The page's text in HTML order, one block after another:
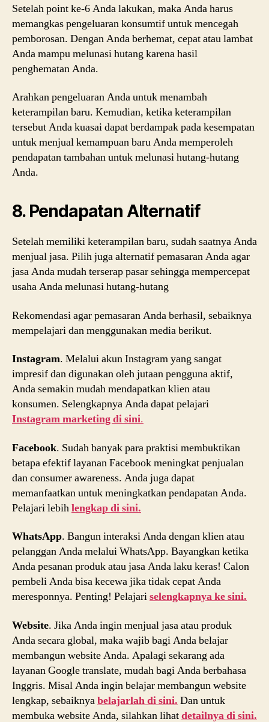
Setelah point ke-6 Anda lakukan, maka Anda harus
memangkas pengeluaran konsumtif untuk mencegah
pemborosan. Dengan Anda berhemat, cepat atau lambat
Anda mampu melunasi hutang karena hasil
penghematan Anda.
Arahkan pengeluaran Anda untuk menambah
keterampilan baru. Kemudian, ketika keterampilan
tersebut Anda kuasai dapat berdampak pada kesempatan
untuk menjual kemampuan baru Anda memperoleh
pendapatan tambahan untuk melunasi hutang-hutang
Anda.
8. Pendapatan Alternatif
Setelah memiliki keterampilan baru, sudah saatnya Anda
menjual jasa. Pilih juga alternatif pemasaran Anda agar
jasa Anda mudah terserap pasar sehingga mempercepat
usaha Anda melunasi hutang-hutang
Rekomendasi agar pemasaran Anda berhasil, sebaiknya
mempelajari dan menggunakan media berikut.
Instagram. Melalui akun Instagram yang sangat
impresif dan digunakan oleh jutaan pengguna aktif,
Anda semakin mudah mendapatkan klien atau
konsumen. Selengkapnya Anda dapat pelajari
Instagram marketing di sini.
Facebook. Sudah banyak para praktisi membuktikan
betapa efektif layanan Facebook meningkat penjualan
dan consumer awareness. Anda juga dapat
memanfaatkan untuk meningkatkan pendapatan Anda.
Pelajari lebihlengkap di sini.
WhatsApp. Bangun interaksi Anda dengan klien atau
pelanggan Anda melalui WhatsApp. Bayangkan ketika
Anda pesanan produk atau jasa Anda laku keras! Calon
pembeli Anda bisa kecewa jika tidak cepat Anda
meresponnya. Penting! Pelajariselengkapnya ke sini.
Website. Jika Anda ingin menjual jasa atau produk
Anda secara global, maka wajib bagi Anda belajar
membangun website Anda. Apalagi sekarang ada
layanan Google translate, mudah bagi Anda berbahasa
Inggris. Misal Anda ingin belajar membangun website
lengkap, sebaiknyabelajarlah di sini. Dan untuk
membuka website Anda, silahkan lihatdetailnya di sini.